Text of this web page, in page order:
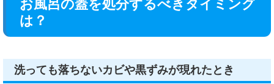
お風呂の蓋を処分するべきタイミング
は？
洗っても落ちないカビや黒ずみが現れたとき